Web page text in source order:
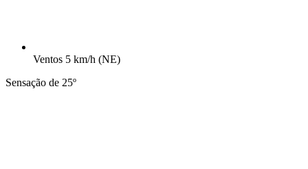
Ventos 5 km/h (NE)
Sensação de 25º